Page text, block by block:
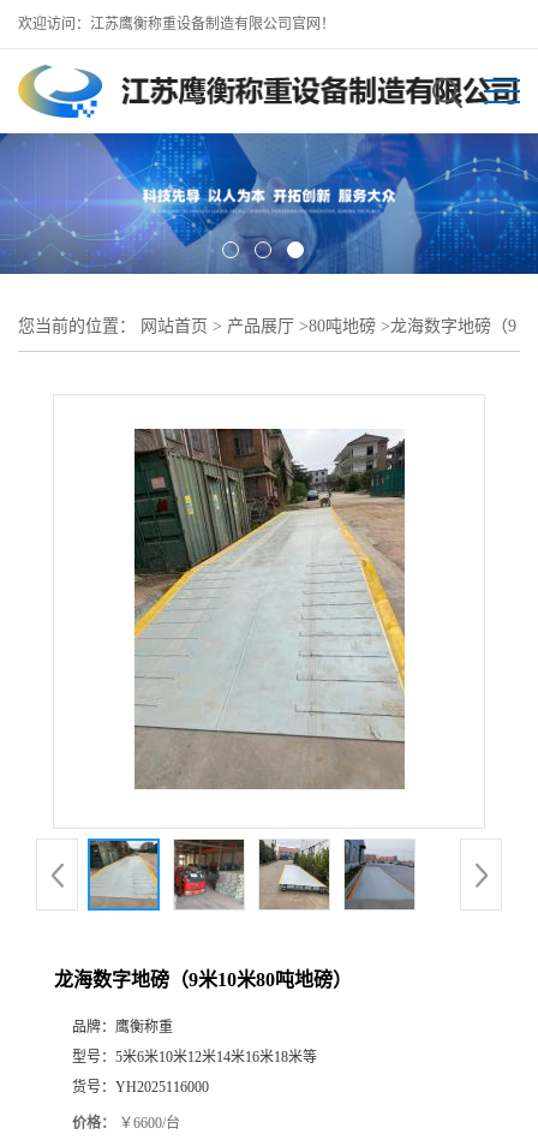
欢迎访问：江苏鹰衡称重设备制造有限公司官网！
您当前的位置： 网站首页 > 产品展厅 >80吨地磅 >龙海数字地磅（9
龙海数字地磅（9米10米80吨地磅）
品牌： 鹰衡称重
型号： 5米6米10米12米14米16米18米等
货号： YH2025116000
价格： ￥6600/台